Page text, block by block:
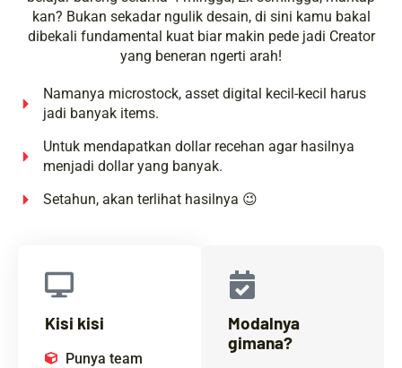
kan? Bukan sekadar ngulik desain, di sini kamu bakal
dibekali fundamental kuat biar makin pede jadi Creator
yang beneran ngerti arah!
Namanya microstock, asset digital kecil-kecil harus
jadi banyak items.
Untuk mendapatkan dollar recehan agar hasilnya
menjadi dollar yang banyak.
Setahun, akan terlihat hasilnya 😉
Kisi kisi
Punya team
Modalnya
gimana?